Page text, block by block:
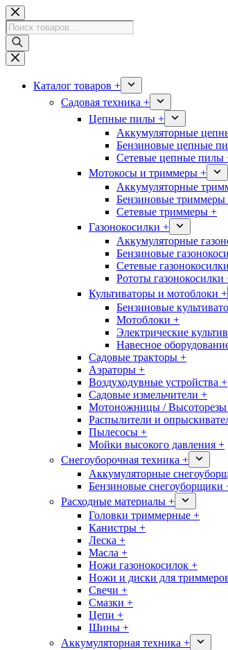
Перейти
к
сути
Поиск
товаров
Каталог товаров +
Садовая техника +
Цепные пилы +
Аккумуляторные
Бензиновые цепные
Сетевые цепные пилы
Мотокосы и триммеры +
Аккумуляторные
Бензиновые триммеры
Сетевые триммеры +
Газонокосилки +
Аккумуляторные
Бензиновые
Сетевые
Рототы газонокосилки
Культиваторы и мотоблоки +
Бензиновые
Мотоблоки +
Электрические
Навесное
Садовые тракторы +
Аэраторы +
Воздуходувные устройства +
Садовые измельчители +
Мотоножницы /
Распылители и
Пылесосы +
Мойки высокого давления +
Снегоуборочная техника +
Аккумуляторные
Бензиновые снегоуборщики
Расходные материалы +
Головки триммерные +
Канистры +
Леска +
Масла +
Ножи газонокосилок +
Ножи и диски для
Свечи +
Смазки +
Цепи +
Шины +
Аккумуляторная техника +